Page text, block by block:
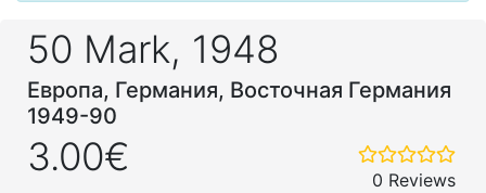
50 Mark, 1948
Европа, Германия, Восточная Германия
1949-90
3.00€
0 Reviews